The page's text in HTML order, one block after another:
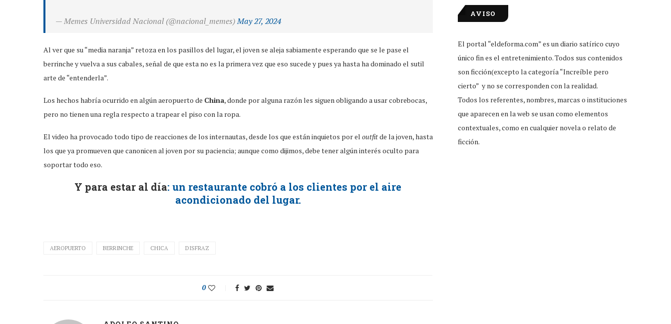
— Memes Universidad Nacional (@nacional_memes)May 27, 2024
Al ver que su “media naranja” retoza en los pasillos del lugar, el joven se aleja sabiamente esperando que se le pase el
berrinche y vuelva a sus cabales, señal de que esta no es la primera vez que eso sucede y pues ya hasta ha dominado el sutil
arte de “entenderla”.
Los hechos habría ocurrido en algún aeropuerto de China, donde por alguna razón les siguen obligando a usar cobrebocas,
pero no tienen una regla respecto a trapear el piso con la ropa.
El video ha provocado todo tipo de reacciones de los internautas, desde los que están inquietos por el outfitde la joven, hasta
los que ya promueven que canonicen al joven por su paciencia; aunque como dijimos, debe tener algún interés oculto para
soportar todo eso.
Y para estar al día: un restaurante cobró a los clientes por el aire
acondicionado del lugar.
AEROPUERTO BERRINCHE CHICA DISFRAZ
0
AVISO
El portal “eldeforma.com” es un diario satírico cuyo
único fin es el entretenimiento. Todos sus contenidos
son ficción(excepto la categoría “Increíble pero
cierto” y no se corresponden con la realidad.
Todos los referentes, nombres, marcas o instituciones
que aparecen en la web se usan como elementos
contextuales, como en cualquier novela o relato de
ficción.